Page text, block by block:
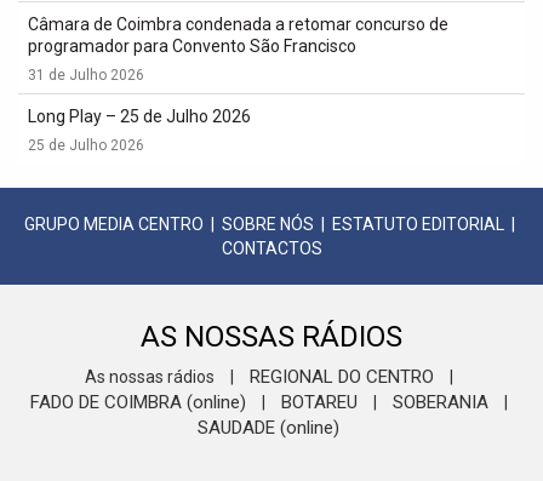
Câmara de Coimbra condenada a retomar concurso de
programador para Convento São Francisco
31 de Julho 2026
Long Play – 25 de Julho 2026
25 de Julho 2026
GRUPO MEDIA CENTRO SOBRE NÓS ESTATUTO EDITORIAL
CONTACTOS
AS NOSSAS RÁDIOS
As nossas rádios REGIONAL DO CENTRO
FADO DE COIMBRA (online) BOTAREU SOBERANIA
SAUDADE (online)